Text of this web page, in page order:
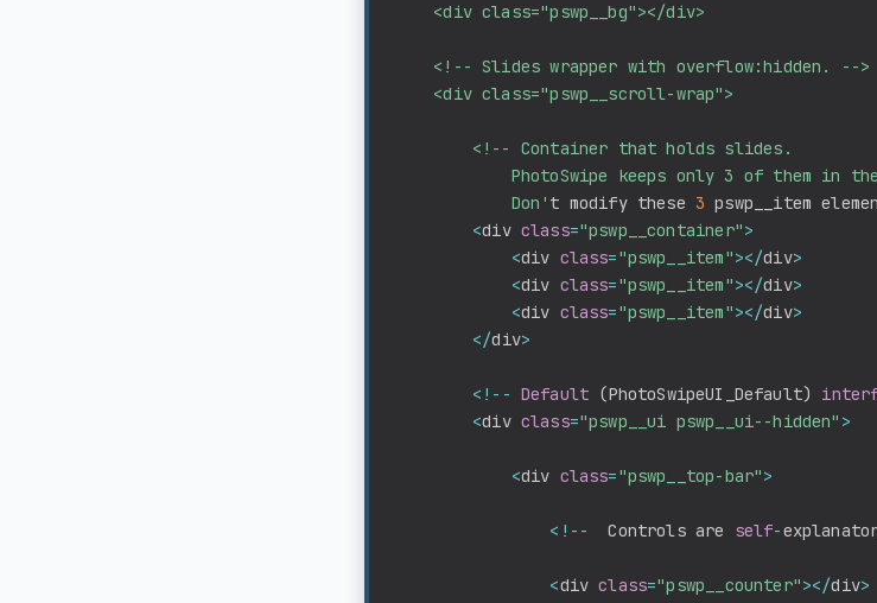
    <div class="pswp__bg"></div>
    <!-- Slides wrapper with overflow:hidden. -->
    <div class="pswp__scroll-wrap">
        <!-- Container that holds slides.
PhotoSwipe keeps only 3 of them in
            Don'
t modify these 3 pswp__item
<div class="pswp__container">
<div class="pswp__item"></div>
<div class="pswp__item"></div>
<div class="pswp__item"></div>
</div>
< ! -- Default (PhotoSwipeUI_Default)
<div class="pswp__ui pswp__ui--hidden" >
<div class="pswp__top-bar">
< ! --
  Controls are
self-
<div class="pswp__counter"></div>